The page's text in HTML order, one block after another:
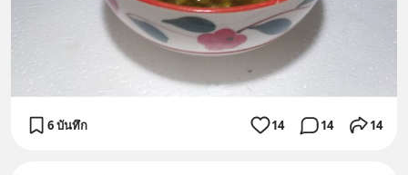
6 บันทึก 14 14 14